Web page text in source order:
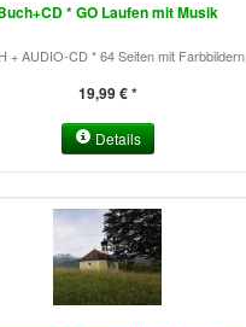
* GO Laufen mit Musik
+ AUDIO-CD * 64 Seiten mit Farbbildern
19,99 € *
Details